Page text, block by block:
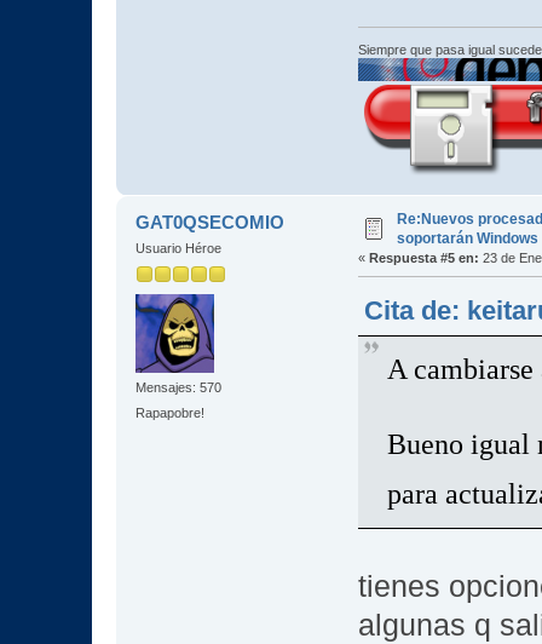
Siempre que pasa igual
GAT0QSECOMIO
Usuario Héroe
Mensajes: 570
Rapapobre!
Re:Nuevos
soportarán Windows
« Respuesta #5 en: 23 de
Cita de:
A
Bueno igual
para
tienes
algunas q